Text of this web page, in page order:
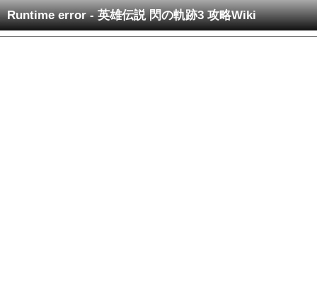
Runtime error - 英雄伝説 閃の軌跡3 攻略Wiki